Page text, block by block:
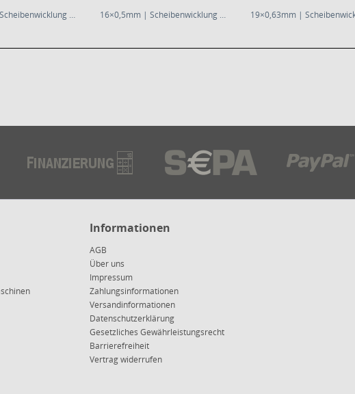
16×0,5mm | Scheibenwicklung | gebläut &... 16×0,5mm | Scheibenwicklung | blank |...
Informationen
AGB
Über uns
Impressum
Zahlungsinformationen
Versandinformationen
Datenschutzerklärung
Gesetzliches Gewährleistungsrecht
Barrierefreiheit
Vertrag widerrufen